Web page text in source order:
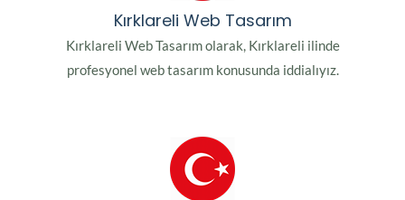
Kırklareli Web Tasarım
Kırklareli Web Tasarım olarak, Kırklareli ilinde
profesyonel web tasarım konusunda iddialıyız.